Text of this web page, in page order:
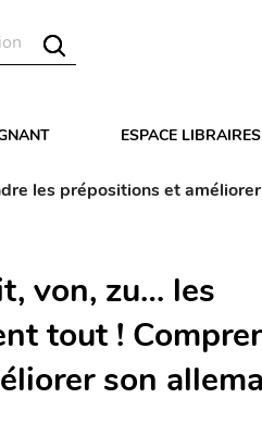
ESPACE LIBRAIRES
les prépositions et
von, zu… les
tout !
son